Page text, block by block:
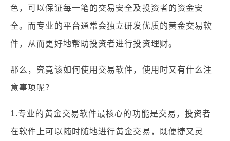
色，可以保证每一笔的交易安全及投资者的资金安
全。而专业的平台通常会独立研发优质的黄金交易软
件，从而更好地帮助投资者进行投资理财。
那么，究竟该如何使用交易软件，使用时又有什么注
意事项呢？
1.专业的黄金交易软件最核心的功能是交易，投资者
在软件上可以随时随地进行黄金交易，既便捷又灵